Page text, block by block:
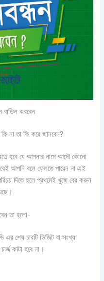
বাতিল করবেন
না তা কি করে জানবেন?
হবে যে আপনার নামে আদৌ কোনো
আপনি বলে ফেলতে পারেন না এই
দিতে হলে প্রথমেই খুজে বের করুন
তা হলো-
শেষ চারটি ডিজিট বা সংখ্যা
কাটা হবে না।